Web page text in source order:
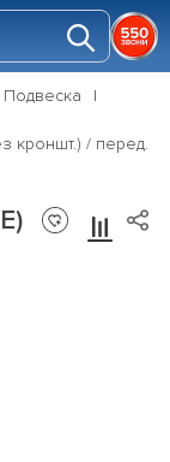
Подвеска
кроншт.) / перед.